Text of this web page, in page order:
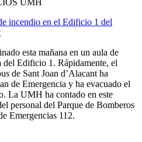
incendio en el Edificio 1 del
esta mañana en un aula de
Edificio 1. Rápidamente, el
de Sant Joan d’Alacant ha
de Emergencia y ha evacuado el
La UMH ha contado en este
personal del Parque de Bomberos
Emergencias 112.